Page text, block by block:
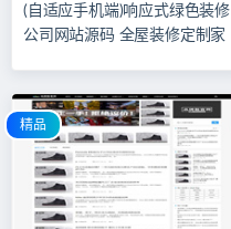
(自适应手机端)响应式绿色装修
公司网站源码 全屋装修定制家
精品